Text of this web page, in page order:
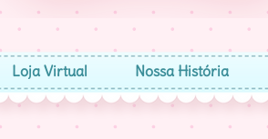
Loja Virtual Nossa História